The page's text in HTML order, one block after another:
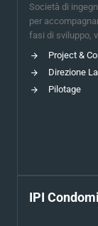
Società di
per
fasi di sviluppo,
Project &
Direzione
Pilotage
IPI